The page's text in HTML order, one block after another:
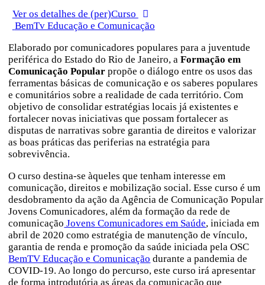
Ver os detalhes de (per)Curso
BemTv Educação e Comunicação
Elaborado por comunicadores populares para a juventude
periférica do Estado do Rio de Janeiro, aFormação em
Comunicação Popularpropõe o diálogo entre os usos das
ferramentas básicas de comunicação e os saberes populares
e comunitários sobre a realidade de cada território. Com
objetivo de consolidar estratégias locais já existentes e
fortalecer novas iniciativas que possam fortalecer as
disputas de narrativas sobre garantia de direitos e valorizar
as boas práticas das periferias na estratégia para
sobrevivência.
O curso destina-se àqueles que tenham interesse em
comunicação, direitos e mobilização social. Esse curso é um
desdobramento da ação da Agência de Comunicação Popular
Jovens Comunicadores, além da formação da rede de
comunicação Jovens Comunicadores em Saúde, iniciada em
abril de 2020 como estratégia de manutenção de vínculo,
garantia de renda e promoção da saúde iniciada pela OSC
BemTV Educação e Comunicação durante a pandemia de
COVID-19. Ao longo do percurso, este curso irá apresentar
de forma introdutória as áreas da comunicação que